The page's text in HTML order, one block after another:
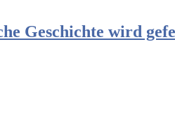
Geschichte wird